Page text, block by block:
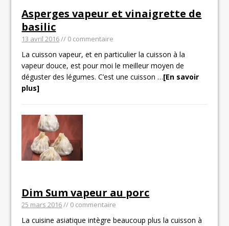
Asperges vapeur et vinaigrette de
basilic
13 avril 2016// 0 commentaire
La cuisson vapeur, et en particulier la cuisson à la
vapeur douce, est pour moi le meilleur moyen de
déguster des légumes. C’est une cuisson…[En savoir
plus]
Dim Sum vapeur au porc
25 mars 2016// 0 commentaire
La cuisine asiatique intègre beaucoup plus la cuisson à